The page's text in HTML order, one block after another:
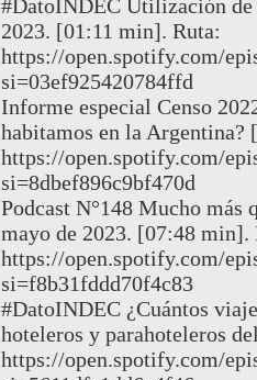
#DatoINDEC Utilización de
2023. [01:11 min]. Ruta:
https://open.spotify.com/
si=03ef925420784ffd
Informe especial Censo
habitamos en la
https://open.spotify.com/
si=8dbef896c9bf470d
Podcast N°148 Mucho más
mayo de 2023. [07:48 min].
https://open.spotify.com/
si=f8b31fddd70f4c83
#DatoINDEC ¿Cuántos
hoteleros y parahoteleros
https://open.spotify.com/